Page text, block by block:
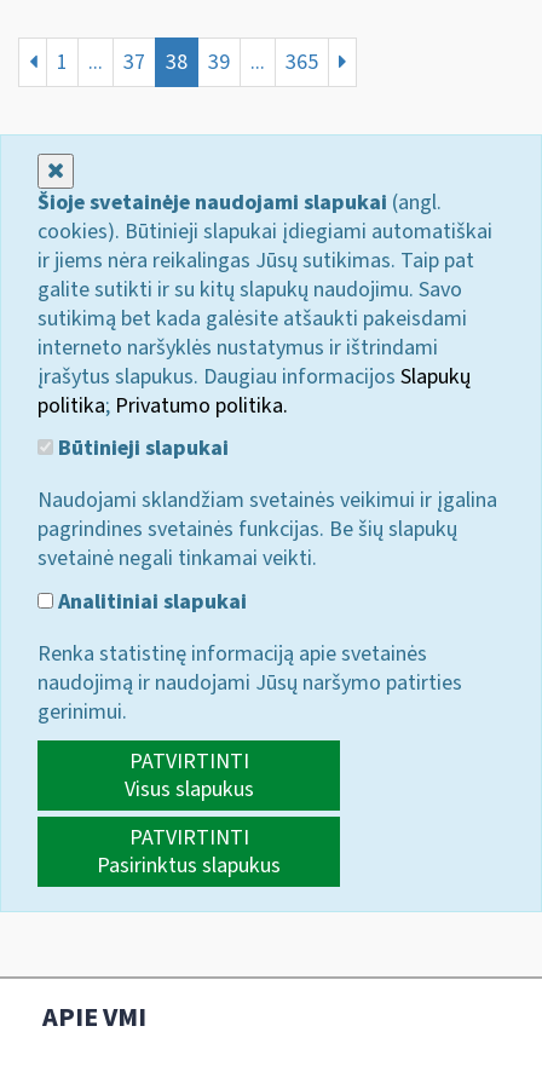
1 ... 37 38 39 ... 365
Šioje svetainėje naudojami slapukai (angl.
cookies). Būtinieji slapukai įdiegiami automatiškai
ir jiems nėra reikalingas Jūsų sutikimas. Taip pat
galite sutikti ir su kitų slapukų naudojimu. Savo
sutikimą bet kada galėsite atšaukti pakeisdami
interneto naršyklės nustatymus ir ištrindami
įrašytus slapukus. Daugiau informacijos Slapukų
politika; Privatumo politika.
Būtinieji slapukai
Naudojami sklandžiam svetainės veikimui ir įgalina
pagrindines svetainės funkcijas. Be šių slapukų
svetainė negali tinkamai veikti.
Analitiniai slapukai
Renka statistinę informaciją apie svetainės
naudojimą ir naudojami Jūsų naršymo patirties
gerinimui.
PATVIRTINTI
Visus slapukus
PATVIRTINTI
Pasirinktus slapukus
APIE VMI